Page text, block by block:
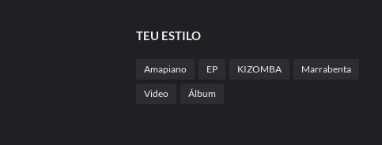
TEU ESTILO
Amapiano EP KIZOMBA Marrabenta
Video Álbum